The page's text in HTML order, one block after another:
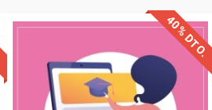
40% DTO.
Descuentos especiales